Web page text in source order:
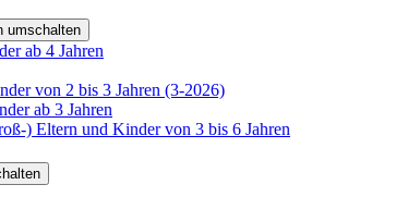
umschalten
ab 4 Jahren
von 2 bis 3 Jahren (3-2026)
ab 3 Jahren
) Eltern und Kinder von 3 bis 6 Jahren